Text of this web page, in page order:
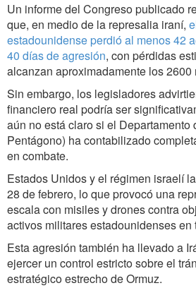
Un informe del Congreso publicado
que, en medio de la represalia iraní,
estadounidense perdió al menos 42
40 días de agresión, con pérdidas
alcanzan aproximadamente los
Sin embargo, los legisladores
financiero real podría ser
aún no está claro si el Departamento
Pentágono) ha contabilizado
en combate.
Estados Unidos y el régimen israelí
28 de febrero, lo que provocó una
escala con misiles y drones contra
activos militares estadounidenses en
Esta agresión también ha llevado a
ejercer un control estricto sobre el
estratégico estrecho de Ormuz.